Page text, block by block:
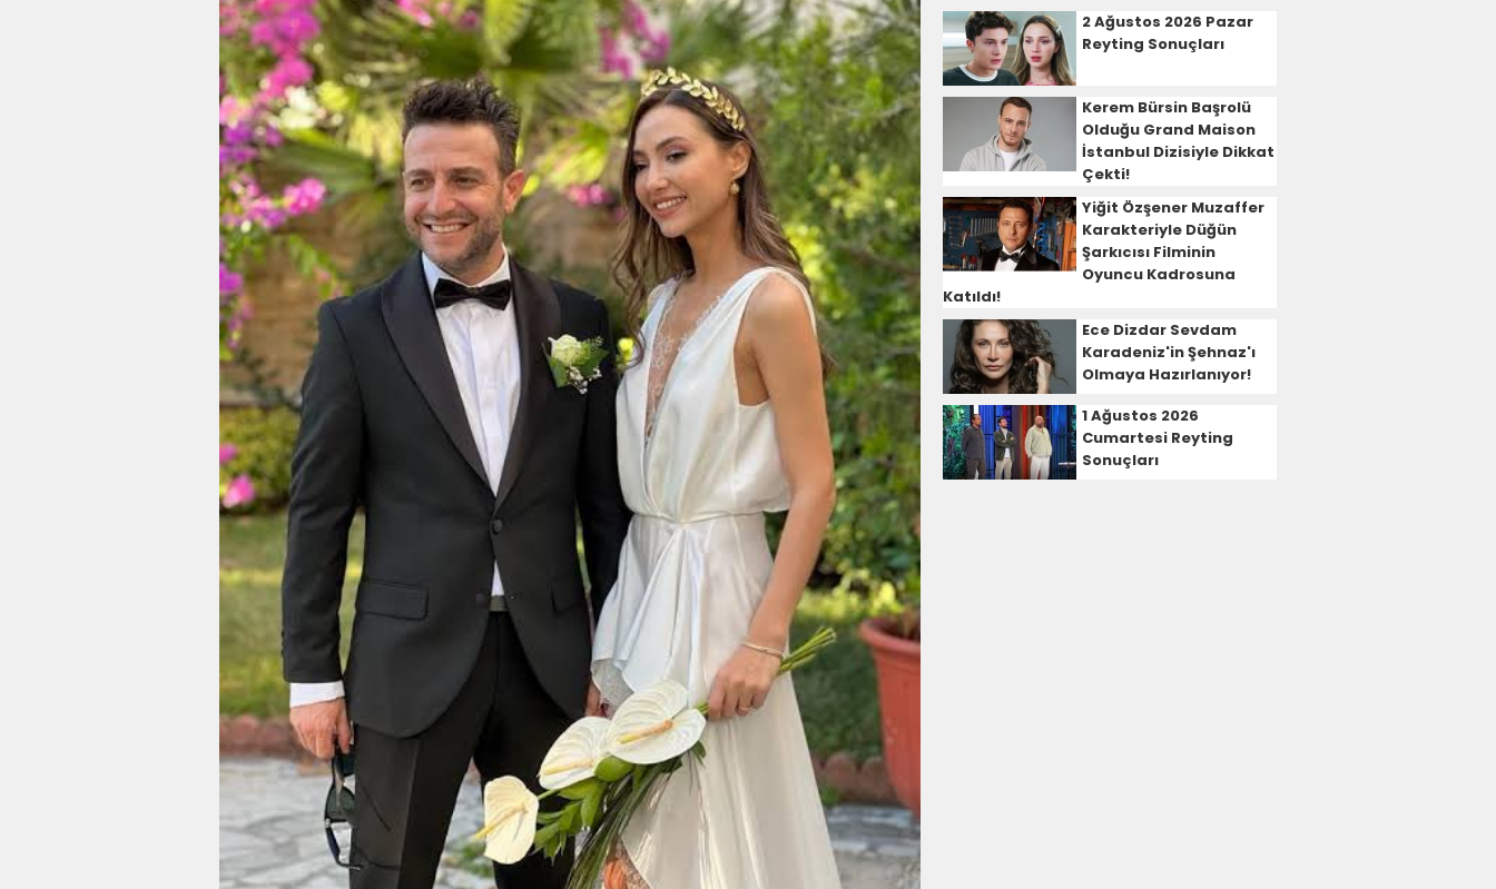
2 Ağustos 2026 Pazar
Reyting Sonuçları
Kerem Bürsin Başrolü
Olduğu Grand Maison
İstanbul Dizisiyle Dikkat
Çekti!
Yiğit Özşener Muzaffer
Karakteriyle Düğün
Şarkıcısı Filminin
Oyuncu Kadrosuna
Katıldı!
Ece Dizdar Sevdam
Karadeniz'in Şehnaz'ı
Olmaya Hazırlanıyor!
1 Ağustos 2026
Cumartesi Reyting
Sonuçları